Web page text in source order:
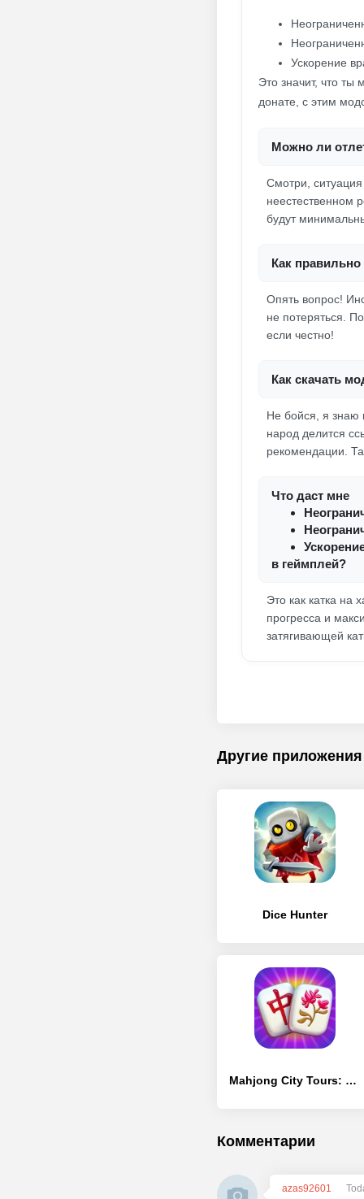
Ускорение
Это значит, что ты
донате, с этим
Можно ли
Смотри,
неестественном
будут
Как
Опять вопрос!
не потеряться.
если честно!
Как скачать
Не бойся, я знаю
народ делится
рекомендации.
Что даст мне
в геймплей?
Это как катка на
прогресса и
затягивающей
Другие приложения
Dice Hunter
Mahjong City Tours: Tile Match
Комментарии
azas92601